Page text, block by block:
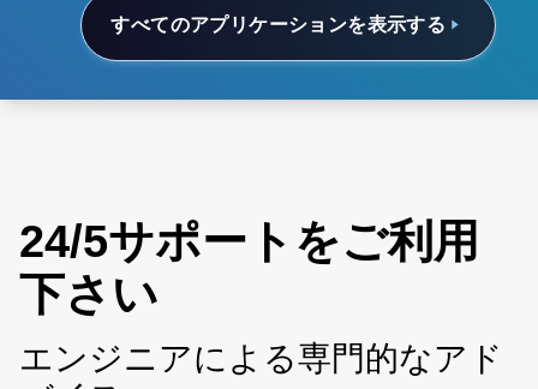
すべてのアプリケーションを表示する
24/5サポートをご利用
下さい
エンジニアによる専門的なアド